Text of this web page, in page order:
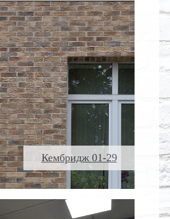
Кембридж 01-29